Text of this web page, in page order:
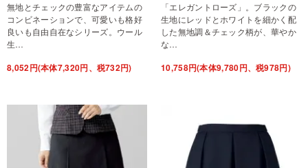
無地とチェックの豊富なアイテムの
コンビネーションで、可愛いも格好
良いも自由自在なシリーズ。ウール
生…
8,052円(本体7,320円、税732円)
「エレガントローズ」。ブラックの
生地にレッドとホワイトを細かく配
した無地調＆チェック柄が、華やか
な…
10,758円(本体9,780円、税978円)